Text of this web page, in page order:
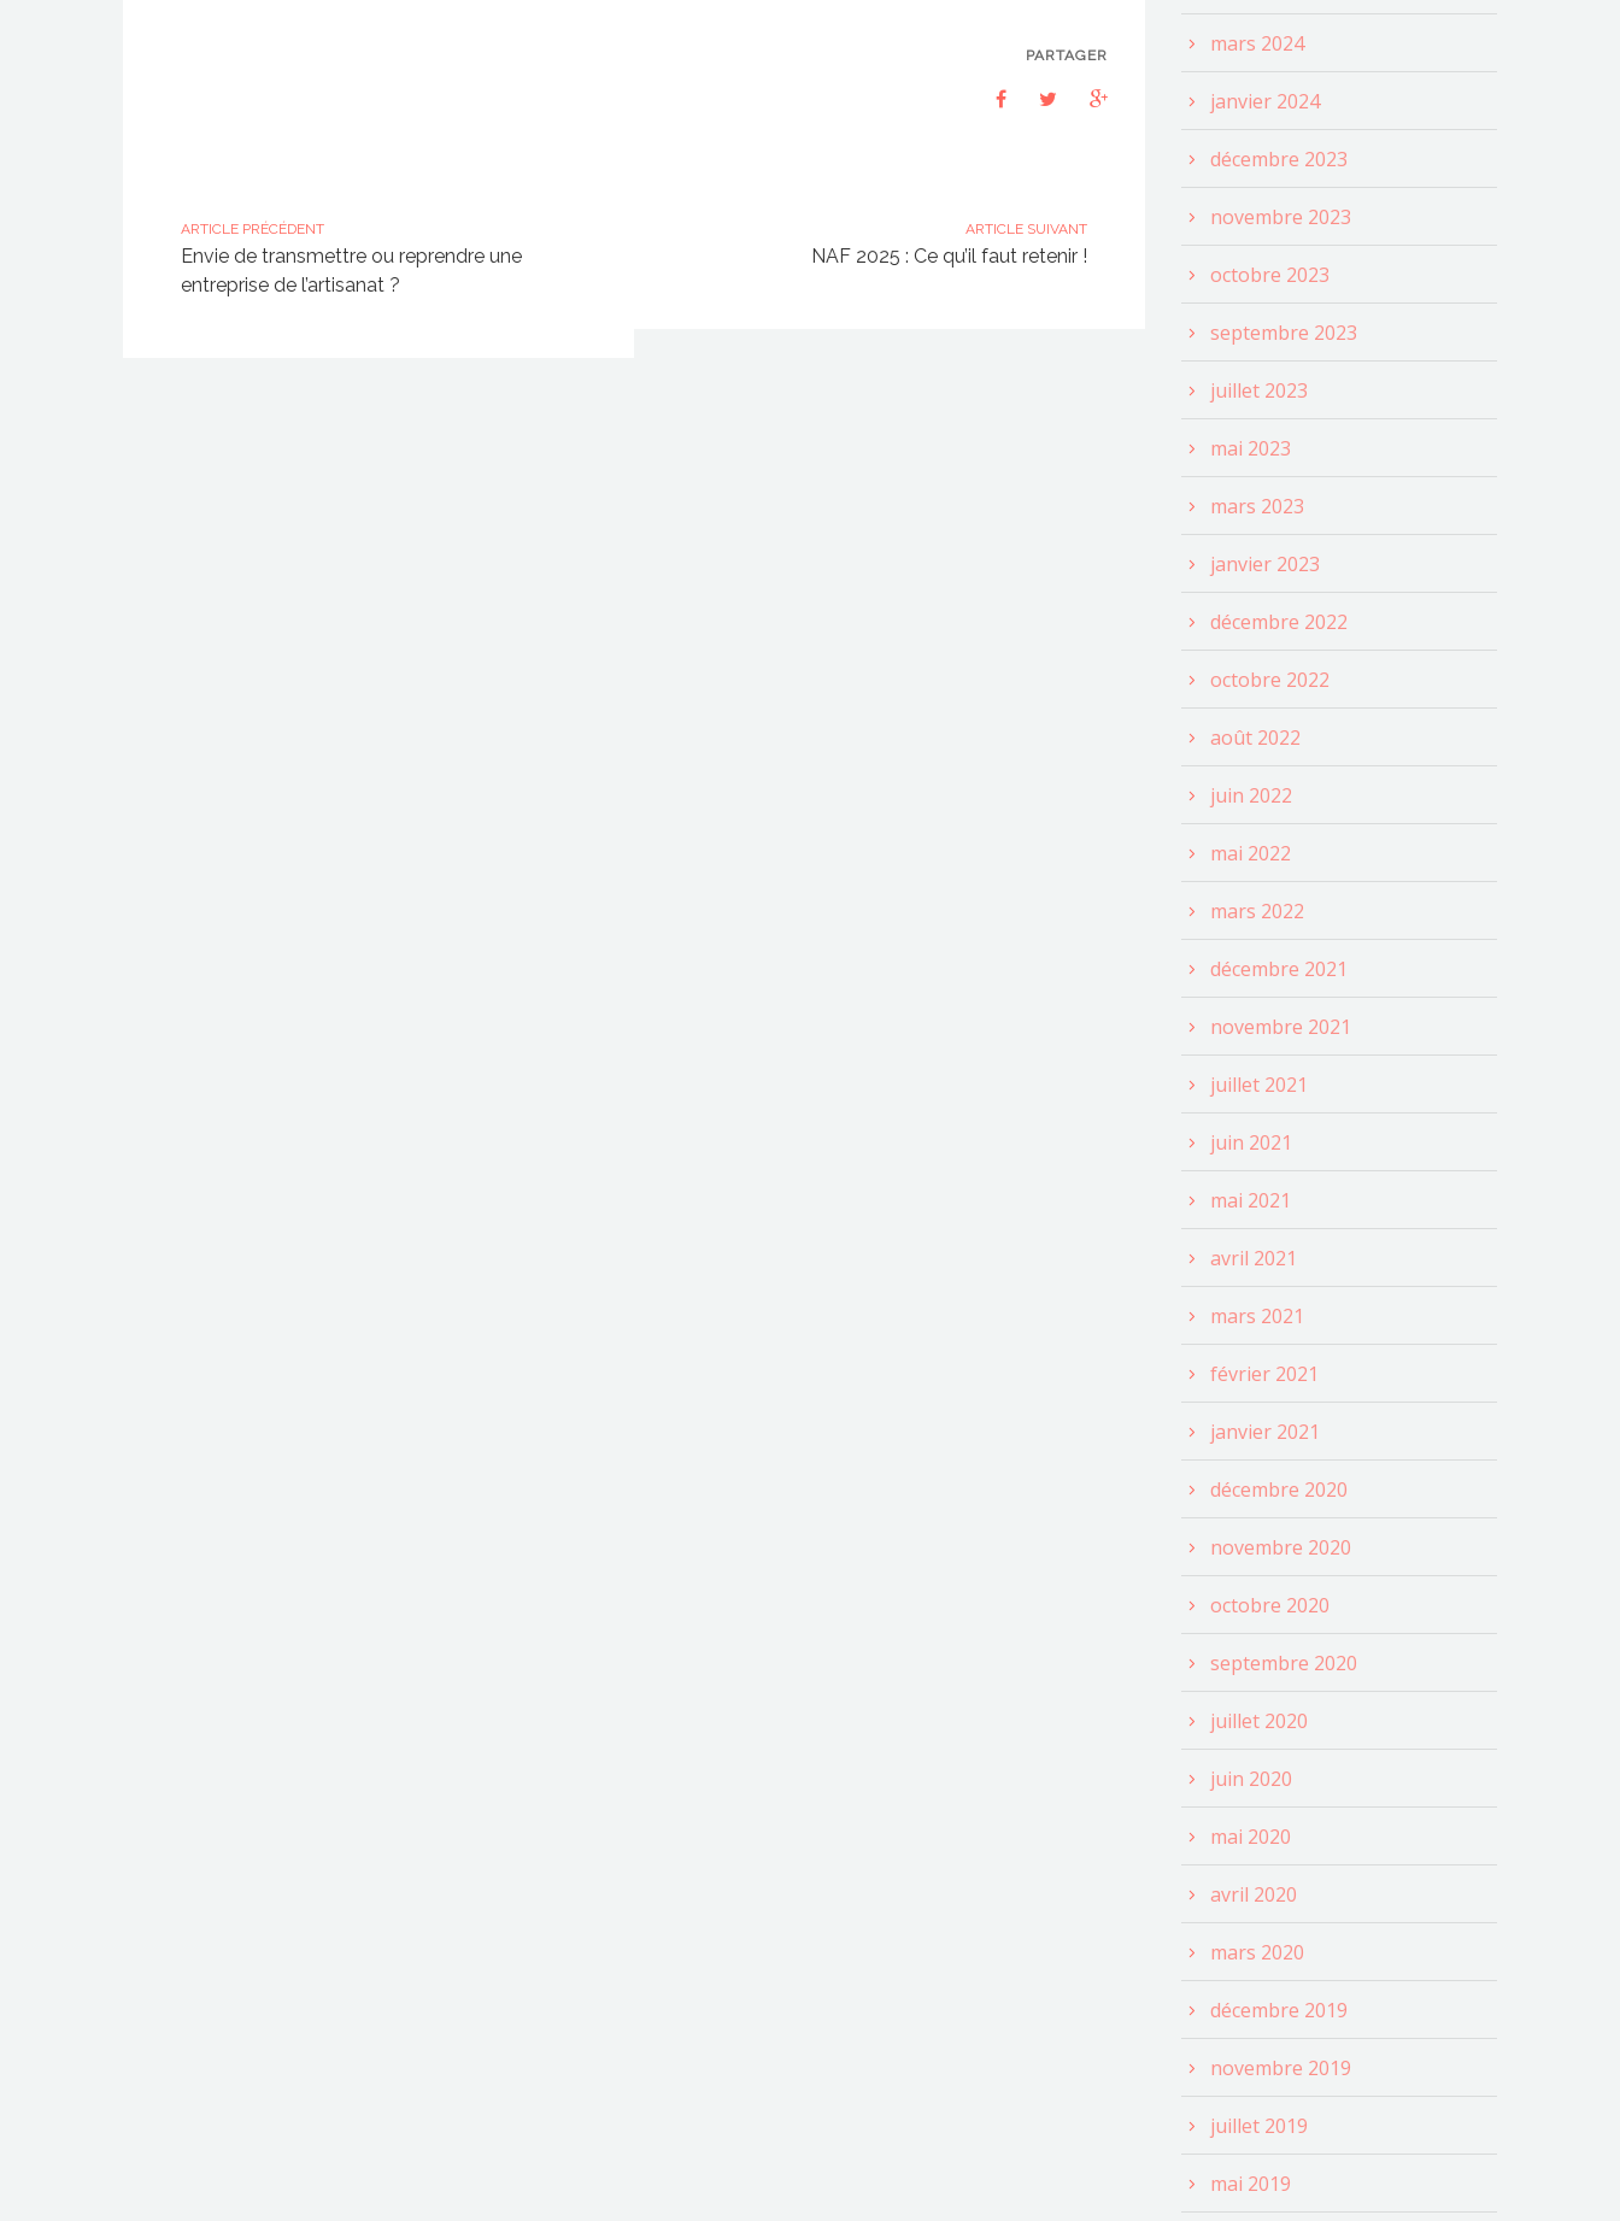
PARTAGER
ARTICLE PRÉCÉDENT
Envie de transmettre ou reprendre une
entreprise de l’artisanat ?
ARTICLE SUIVANT
NAF 2025 : Ce qu’il faut retenir !
mars 2024
janvier 2024
décembre 2023
novembre 2023
octobre 2023
septembre 2023
juillet 2023
mai 2023
mars 2023
janvier 2023
décembre 2022
octobre 2022
août 2022
juin 2022
mai 2022
mars 2022
décembre 2021
novembre 2021
juillet 2021
juin 2021
mai 2021
avril 2021
mars 2021
février 2021
janvier 2021
décembre 2020
novembre 2020
octobre 2020
septembre 2020
juillet 2020
juin 2020
mai 2020
avril 2020
mars 2020
décembre 2019
novembre 2019
juillet 2019
mai 2019